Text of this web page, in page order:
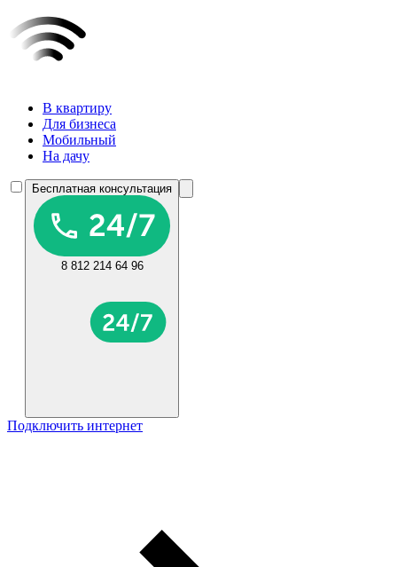
В квартиру
Для бизнеса
Мобильный
На дачу
Бесплатная консультация
8 812 214 64 96
Подключить интернет